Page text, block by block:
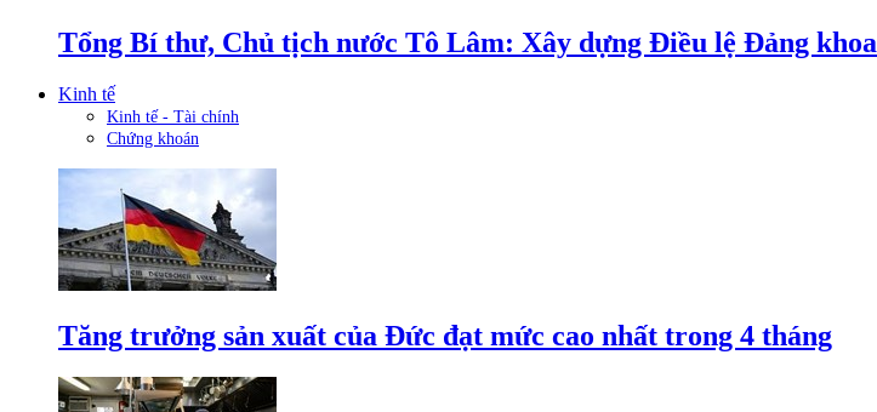
Tổng Bí thư, Chủ tịch nước Tô Lâm: Xây dựng Điều lệ Đảng
Kinh tế
Kinh tế - Tài chính
Chứng khoán
Tăng trưởng sản xuất của Đức đạt mức cao nhất trong 4 tháng